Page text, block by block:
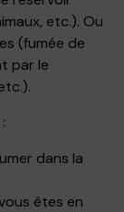
etc.). Ou
(fumée de
par le
:
dans la
êtes en